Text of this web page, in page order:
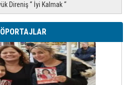
Direniş “ İyi Kalmak “